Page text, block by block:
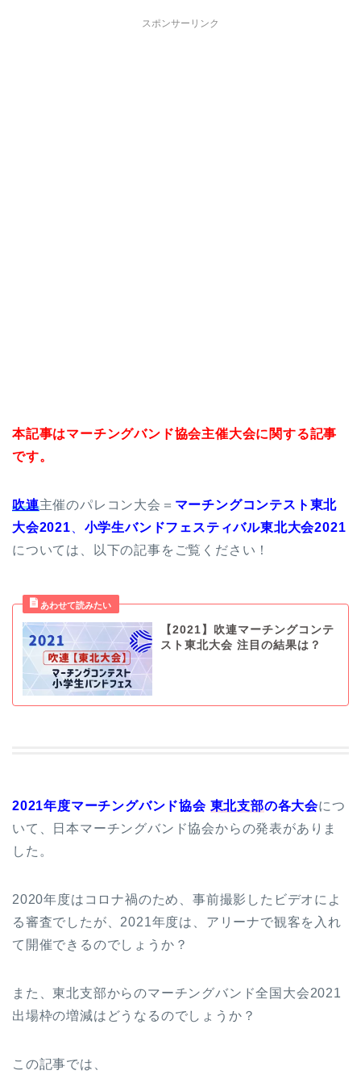
スポンサーリンク
本記事はマーチングバンド協会主催大会に関する記事
です。
吹連主催のパレコン大会＝ マーチングコンテスト東北
大会2021
小学生バンドフェスティバル東北大会2021
については、以下の記事をご覧ください！
【2021】吹連マーチングコンテ
スト東北大会 注目の結果は？
2021年度マーチングバンド協会 東北支部の各大会につ
いて、日本マーチングバンド協会からの発表がありま
した。
2020年度はコロナ禍のため、事前撮影したビデオによ
る審査でしたが、2021年度は、アリーナで観客を入れ
て開催できるのでしょうか？
また、東北支部からのマーチングバンド全国大会2021
出場枠の増減はどうなるのでしょうか？
この記事では、